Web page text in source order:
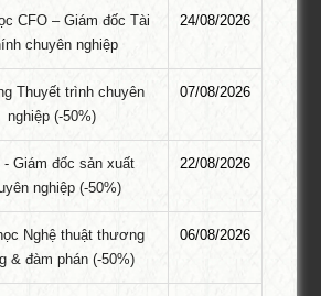
tạo bởi Giảng Viên Khóa học Giám Đốc
HÀ NỘI
Toàn Diện
Nhân Sự – CHRO
CFO – Giám đốc Tài
chuyên nghiệp
24/08/2026
Thuyết trình chuyên
nghiệp (-50%)
07/08/2026
- Giám đốc sản xuất
nghiệp (-50%)
22/08/2026
Nghệ thuật thương
& đàm phán (-50%)
06/08/2026